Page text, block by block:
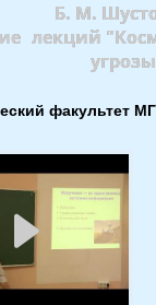
Б. М.
лекций
факультет